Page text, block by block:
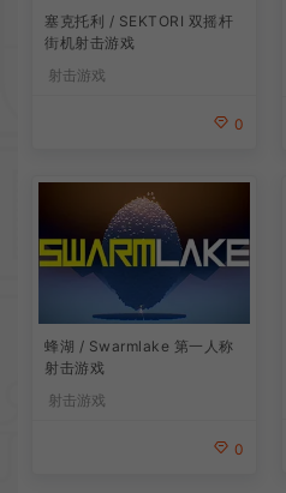
塞克托利 / SEKTORI 双摇杆
街机射击游戏
射击游戏
0
蜂湖 / Swarmlake 第一人称
射击游戏
射击游戏
0